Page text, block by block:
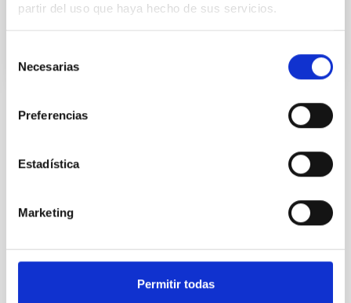
partir del uso que haya hecho de sus servicios.
Necesarias
Preferencias
Estadística
Marketing
Permitir todas
estamos buscando gente
con talento.